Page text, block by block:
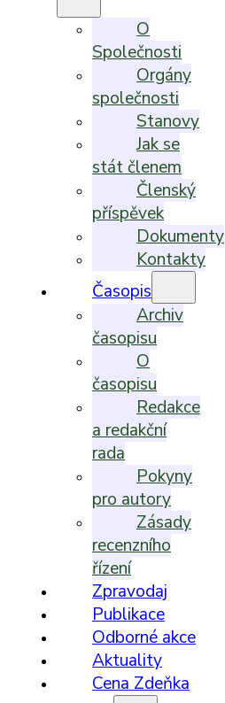
O
Společnosti
Orgány
společnosti
Stanovy
Jak se
stát členem
Členský
příspěvek
Dokumenty
Kontakty
Časopis
Archiv
časopisu
O
časopisu
Redakce
a redakční
rada
Pokyny
pro autory
Zásady
recenzního
řízení
Zpravodaj
Publikace
Odborné akce
Aktuality
Cena Zdeňka